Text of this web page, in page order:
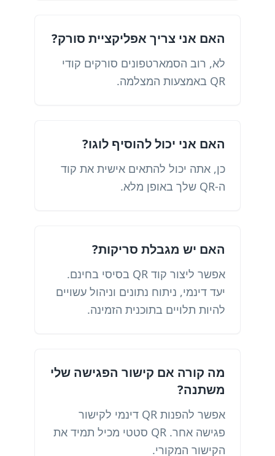
האם אני צריך אפליקציית סורק?
לא, רוב הסמארטפונים סורקים קודי
QR באמצעות המצלמה.
האם אני יכול להוסיף לוגו?
כן, אתה יכול להתאים אישית את קוד
ה-QR שלך באופן מלא.
האם יש מגבלת סריקות?
אפשר ליצור קוד QR בסיסי בחינם.
יעד דינמי, ניתוח נתונים וניהול עשויים
להיות תלויים בתוכנית הזמינה.
מה קורה אם קישור הפגישה שלי
משתנה?
אפשר להפנות QR דינמי לקישור
פגישה אחר. QR סטטי מכיל תמיד את
הקישור המקורי.